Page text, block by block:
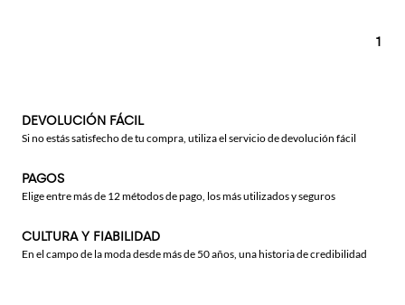
1
DEVOLUCIÓN FÁCIL
Si no estás satisfecho de tu compra, utiliza el servicio de devolución fácil
PAGOS
Elige entre más de 12 métodos de pago, los más utilizados y seguros
CULTURA Y FIABILIDAD
En el campo de la moda desde más de 50 años, una historia de credibilidad